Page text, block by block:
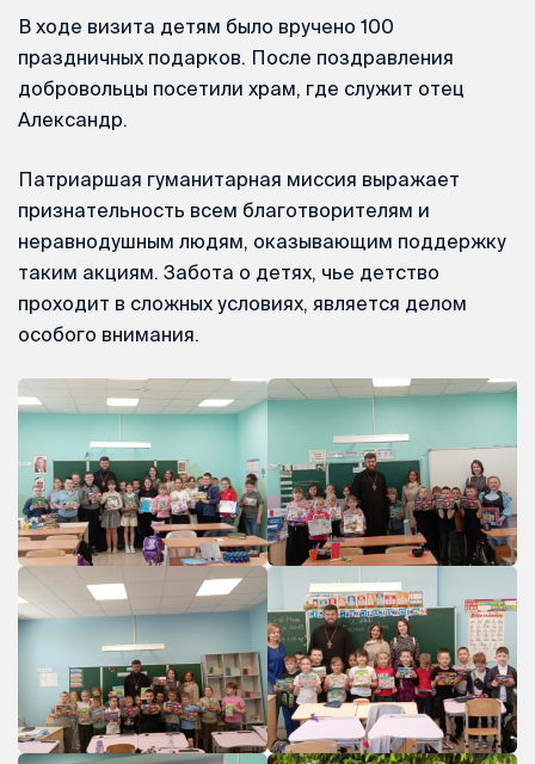
В ходе визита детям было вручено 100
праздничных подарков. После поздравления
добровольцы посетили храм, где служит отец
Александр.
Патриаршая гуманитарная миссия выражает
признательность всем благотворителям и
неравнодушным людям, оказывающим поддержку
таким акциям. Забота о детях, чье детство
проходит в сложных условиях, является делом
особого внимания.